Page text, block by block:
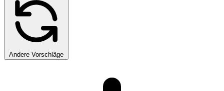
Andere Vorschläge